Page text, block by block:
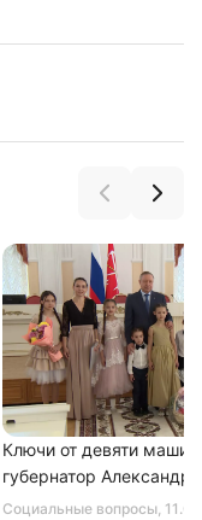
Социальные вопросы,
Ключи от девяти машин
губернатор Александр
вы